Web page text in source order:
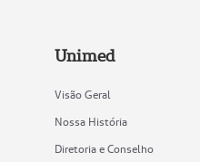
Unimed
Visão Geral
Nossa História
Diretoria e Conselho